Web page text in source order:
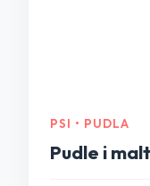
PSI • PUDLA
Pudle i